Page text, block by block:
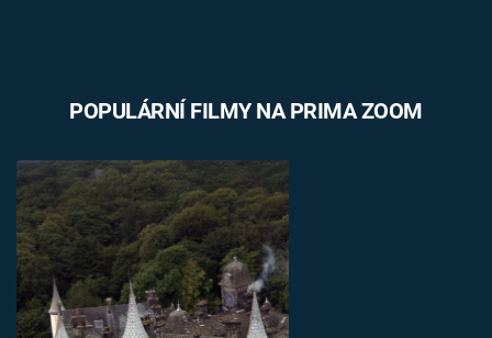
POPULÁRNÍ FILMY NA PRIMA ZOOM